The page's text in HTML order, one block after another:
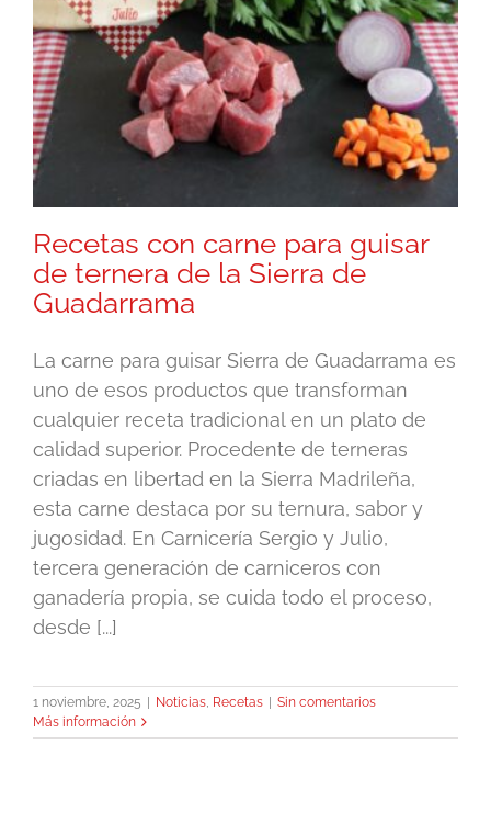
Recetas con carne para guisar
de ternera de la Sierra de
Guadarrama
La carne para guisar Sierra de Guadarrama es
uno de esos productos que transforman
cualquier receta tradicional en un plato de
calidad superior. Procedente de terneras
criadas en libertad en la Sierra Madrileña,
esta carne destaca por su ternura, sabor y
jugosidad. En Carnicería Sergio y Julio,
tercera generación de carniceros con
ganadería propia, se cuida todo el proceso,
desde [...]
1 noviembre, 2025 Noticias, Recetas
Sin comentarios
Más información